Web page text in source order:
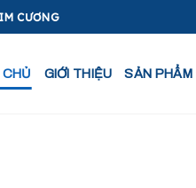
CƯƠNG
GIỚI THIỆU SẢN PHẨM